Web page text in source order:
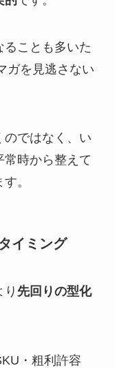
ことも多いた
ガを見逃さない
のではなく、い
時から整えて
。
イミング
先回りの型化
・粗利許容